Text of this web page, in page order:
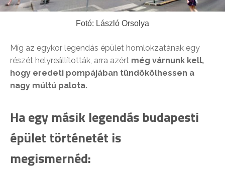
Fotó: László Orsolya
Míg az egykor legendás épület homlokzatának egy
részét helyreállították, arra azért még várnunk kell,
hogy eredeti pompájában tündökölhessen a
nagy múltú palota.
Ha egy másik legendás budapesti
épület történetét is
megismernéd: